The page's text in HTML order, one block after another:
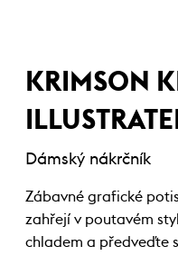
KRIMSON
Dámský nákrčník
Zábavné grafické
zahřejí v poutavém
chladem a předveďte